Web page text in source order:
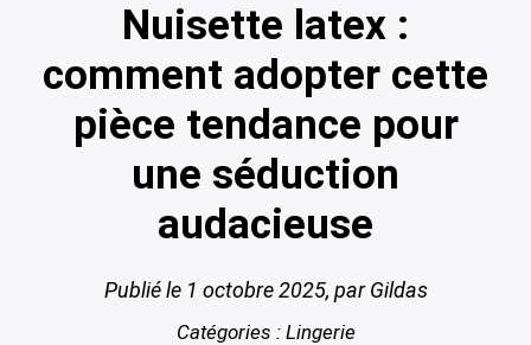
Nuisette latex :
comment adopter cette
pièce tendance pour
une séduction
audacieuse
Publié le 1 octobre 2025, par Gildas
Catégories : Lingerie